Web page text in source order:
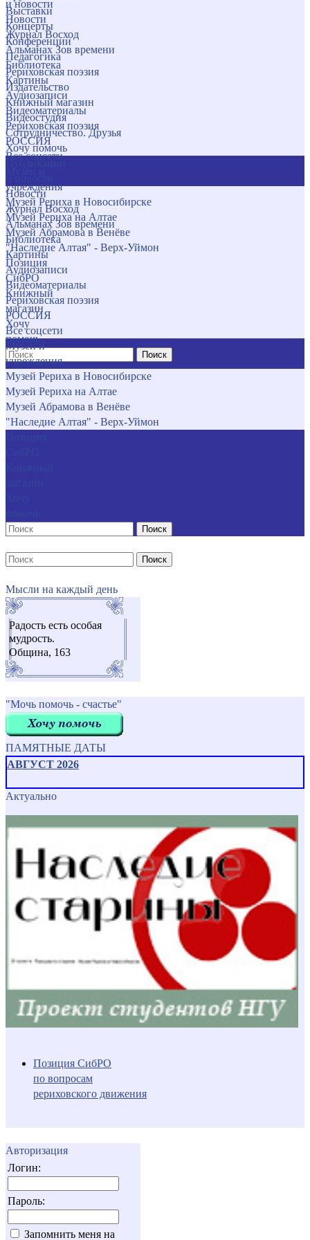
и новости
Новости
Журнал Восход
Альманах Зов времени
Библиотека
Картины
Аудиозаписи
Видеоматериалы
Рериховская поэзия
РОССИЯ
Все соцсети
учреждения
Музей Рериха в Новосибирске
Музей Рериха на Алтае
Музей Абрамова в Венёве
"Наследие Алтая" - Верх-Уймон
Позиция
СибРО
Книжный
магазин
Хочу
помочь
Поиск
Выставки
Концерты
Конференции
Педагогика
Рериховская поэзия
Издательство
Книжный магазин
Видеостудия
Сотрудничество. Друзья
Хочу помочь
Новости
Журнал Восход
Альманах Зов времени
Библиотека
Картины
Аудиозаписи
Видеоматериалы
Рериховская поэзия
РОССИЯ
Все соцсети
Музеи и
учреждения
Музей Рериха в Новосибирске
Музей Рериха на Алтае
Музей Абрамова в Венёве
"Наследие Алтая" - Верх-Уймон
Поиск
Поиск
Мысли на каждый день
Радость есть особая
мудрость.
Община, 163
"Мочь помочь - счастье"
ПАМЯТНЫЕ ДАТЫ
АВГУСТ 2026
Актуально
Позиция СибРО
по вопросам
рериховского движения
Авторизация
Логин:
Пароль:
Запомнить меня на